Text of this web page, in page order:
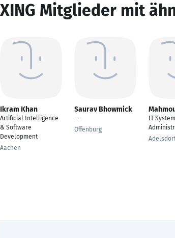
XING Mitglieder mit
Ikram Khan
Artificial Intelligence
& Software
Development
Aachen
Saurav Bhowmick
---
Offenburg
IT